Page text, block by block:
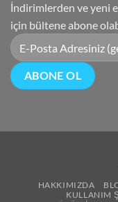
İndirimlerden ve yeni
için bültene abone
HAKKIMIZDA
KULLANIM